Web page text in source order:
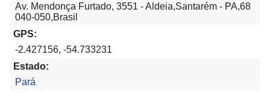
Av. Mendonça Furtado, 3551 - Aldeia,Santarém - PA,68
040-050,Brasil
GPS:
-2.427156, -54.733231
Estado:
Pará